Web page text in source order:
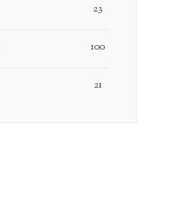
23
100
21